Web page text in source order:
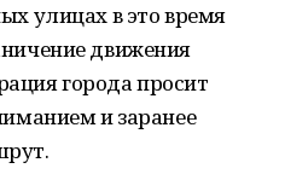
улицах в это время
движения
города просит
и заранее